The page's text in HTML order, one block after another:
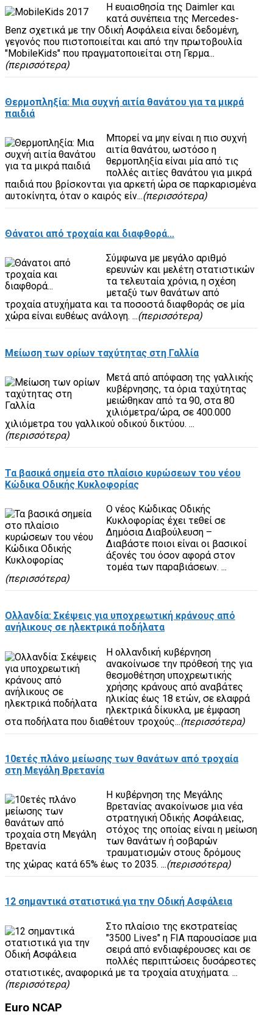
Η ευαισθησία της Daimler και
κατά συνέπεια της Mercedes-
Benz σχετικά με την Οδική Ασφάλεια είναι δεδομένη,
γεγονός που πιστοποιείται και από την πρωτοβουλία
"MobileKids" που πραγματοποιείται στη Γερμα...
(περισσότερα)
Θερμοπληξία: Μια συχνή αιτία θανάτου για τα μικρά
παιδιά
Μπορεί να μην είναι η πιο συχνή
αιτία θανάτου, ωστόσο η
θερμοπληξία είναι μία από τις
πολλές αιτίες θανάτου για μικρά
παιδιά που βρίσκονται για αρκετή ώρα σε παρκαρισμένα
αυτοκίνητα, όταν ο καιρός είν...(περισσότερα)
Θάνατοι από τροχαία και διαφθορά...
Σύμφωνα με μεγάλο αριθμό
ερευνών και μελέτη στατιστικών
τα τελευταία χρόνια, η σχέση
μεταξύ των θανάτων από
τροχαία ατυχήματα και τα ποσοστά διαφθοράς σε μία
χώρα είναι ευθέως ανάλογη. ...(περισσότερα)
Μείωση των ορίων ταχύτητας στη Γαλλία
Μετά από απόφαση της γαλλικής
κυβέρνησης, τα όρια ταχύτητας
μειώθηκαν από τα 90, στα 80
χιλιόμετρα/ώρα, σε 400.000
χιλιόμετρα του γαλλικού οδικού δικτύου. ...
(περισσότερα)
Τα βασικά σημεία στο πλαίσιο κυρώσεων του νέου
Κώδικα Οδικής Κυκλοφορίας
O νέος Κώδικας Οδικής
Κυκλοφορίας έχει τεθεί σε
Δημόσια Διαβούλευση –
Διαβάστε ποιοι είναι οι βασικοί
άξονές του όσον αφορά στον
τομέα των παραβιάσεων. ...
(περισσότερα)
Ολλανδία: Σκέψεις για υποχρεωτική κράνους από
ανήλικους σε ηλεκτρικά ποδήλατα
Η ολλανδική κυβέρνηση
ανακοίνωσε την πρόθεσή της για
θεσμοθέτηση υποχρεωτικής
χρήσης κράνους από αναβάτες
ηλικίας έως 18 ετών, σε ελαφρά
ηλεκτρικά δίκυκλα, με έμφαση
στα ποδήλατα που διαθέτουν τροχούς...(περισσότερα)
10ετές πλάνο μείωσης των θανάτων από τροχαία
στη Μεγάλη Βρετανία
H κυβέρνηση της Μεγάλης
Βρετανίας ανακοίνωσε μια νέα
στρατηγική Οδικής Ασφάλειας,
στόχος της οποίας είναι η μείωση
των θανάτων ή σοβαρών
τραυματισμών στους δρόμους
της χώρας κατά 65% έως το 2035. ...(περισσότερα)
12 σημαντικά στατιστικά για την Οδική Ασφάλεια
Στο πλαίσιο της εκστρατείας
"3500 Lives" η FIA παρουσίασε μια
σειρά από ενδιαφέρουσες και σε
πολλές περιπτώσεις δυσάρεστες
στατιστικές, αναφορικά με τα τροχαία ατυχήματα. ...
(περισσότερα)
Euro NCAP